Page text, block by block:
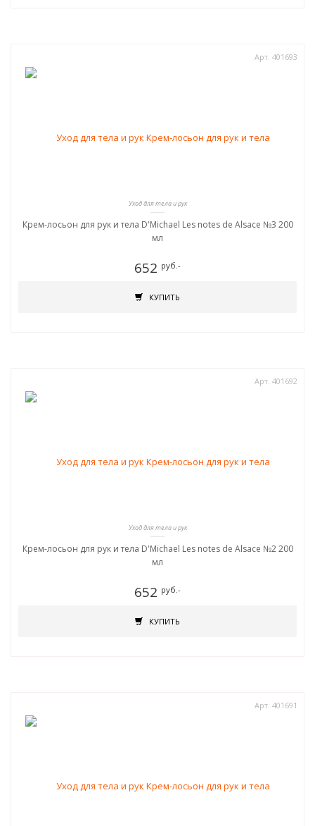
Арт. 401693
Уход для тела и рук
Крем-лосьон для рук и тела D'Michael Les notes de Alsace №3 200
мл
652 руб.-
КУПИТЬ
Арт. 401692
Уход для тела и рук
Крем-лосьон для рук и тела D'Michael Les notes de Alsace №2 200
мл
652 руб.-
КУПИТЬ
Арт. 401691